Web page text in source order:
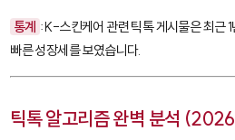
통계 : K-스킨케어 관련 틱톡 게시물은 최근 1
빠른 성장세를 보였습니다.
틱톡 알고리즘 완벽 분석